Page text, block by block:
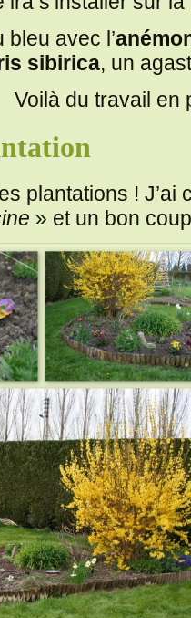
avec l’
sibirica, un
Voilà du travail en
plantations !
» et un bon